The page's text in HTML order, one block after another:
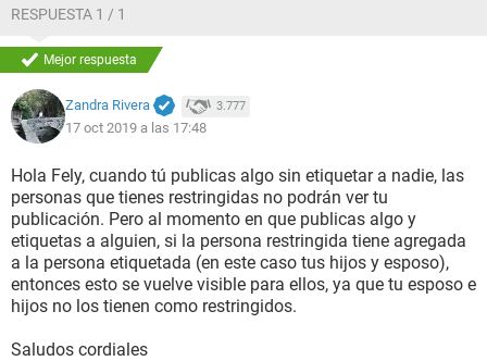
RESPUESTA 1 / 1
Mejor respuesta
Zandra Rivera 3.777
17 oct 2019 a las 17:48
Hola Fely, cuando tú publicas algo sin etiquetar a nadie, las
personas que tienes restringidas no podrán ver tu
publicación. Pero al momento en que publicas algo y
etiquetas a alguien, si la persona restringida tiene agregada
a la persona etiquetada (en este caso tus hijos y esposo),
entonces esto se vuelve visible para ellos, ya que tu esposo e
hijos no los tienen como restringidos.
Saludos cordiales